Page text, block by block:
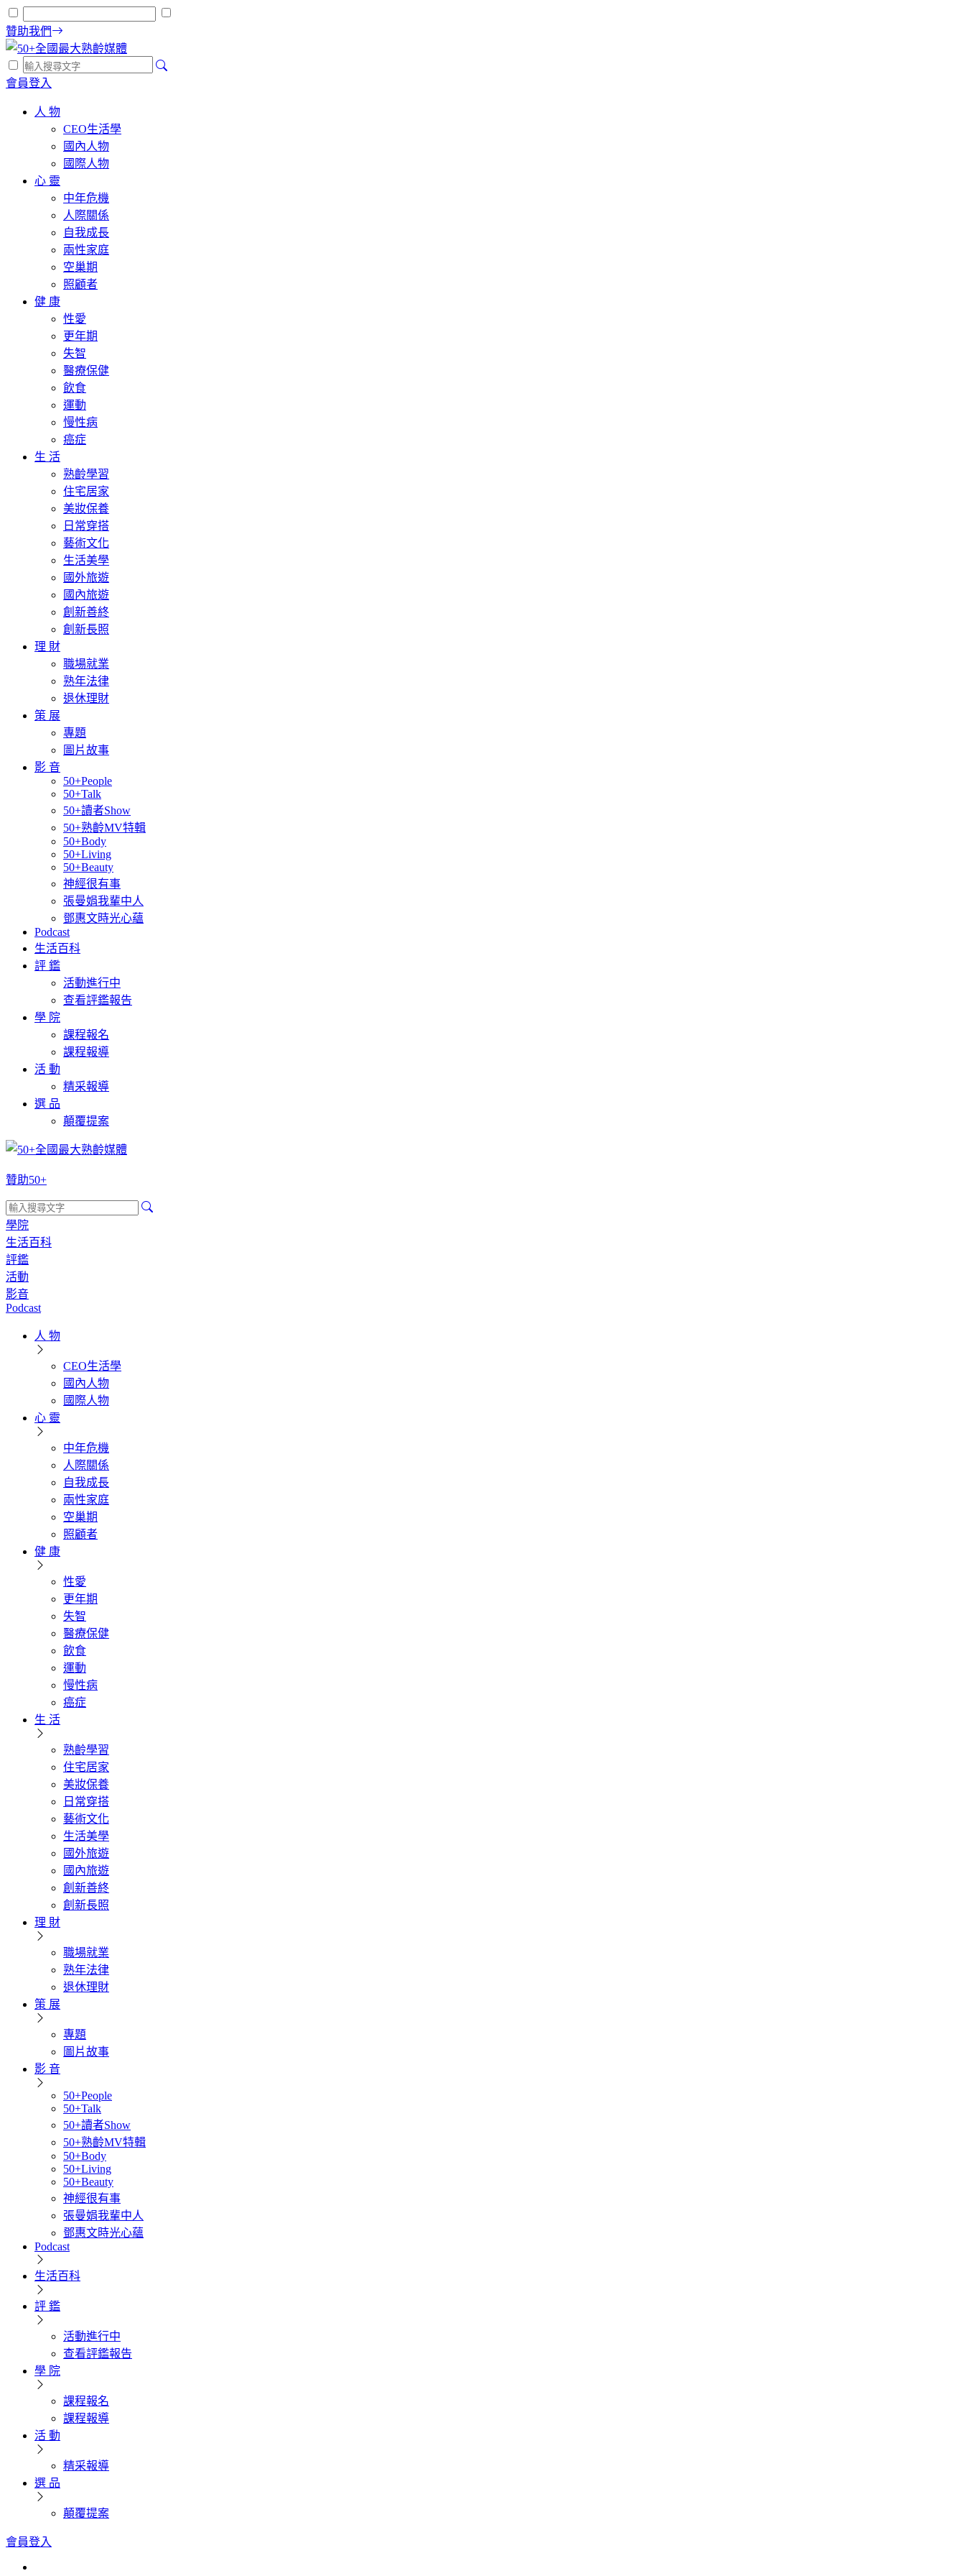
贊助我們
會員登入
人 物
CEO生活學
國內人物
國際人物
心 靈
中年危機
人際關係
自我成長
兩性家庭
空巢期
照顧者
健 康
性愛
更年期
失智
醫療保健
飲食
運動
慢性病
癌症
生 活
熟齡學習
住宅居家
美妝保養
日常穿搭
藝術文化
生活美學
國外旅遊
國內旅遊
創新善終
創新長照
理 財
職場就業
熟年法律
退休理財
策 展
專題
圖片故事
影 音
50+People
50+Talk
50+讀者Show
50+熟齡MV特輯
50+Body
50+Living
50+Beauty
神經很有事
張曼娟我輩中人
鄧惠文時光心蘊
Podcast
生活百科
評 鑑
活動進行中
查看評鑑報告
學 院
課程報名
課程報導
活 動
精采報導
選 品
顛覆提案
贊助50+
學院
生活百科
評鑑
活動
影音
Podcast
人 物
CEO生活學
國內人物
國際人物
心 靈
中年危機
人際關係
自我成長
兩性家庭
空巢期
照顧者
健 康
性愛
更年期
失智
醫療保健
飲食
運動
慢性病
癌症
生 活
熟齡學習
住宅居家
美妝保養
日常穿搭
藝術文化
生活美學
國外旅遊
國內旅遊
創新善終
創新長照
理 財
職場就業
熟年法律
退休理財
策 展
專題
圖片故事
影 音
50+People
50+Talk
50+讀者Show
50+熟齡MV特輯
50+Body
50+Living
50+Beauty
神經很有事
張曼娟我輩中人
鄧惠文時光心蘊
Podcast
生活百科
評 鑑
活動進行中
查看評鑑報告
學 院
課程報名
課程報導
活 動
精采報導
選 品
顛覆提案
會員登入